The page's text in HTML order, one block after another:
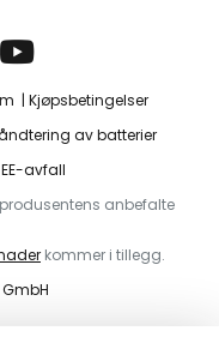
Kjøpsbetingelser
av batterier
avfall
anbefalte
kommer i tillegg.